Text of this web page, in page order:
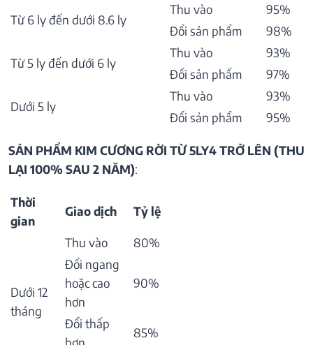
Từ 6 ly đến dưới 8.6 ly
Thu vào
95%
Đổi sản phẩm
98%
Từ 5 ly đến dưới 6 ly
Thu vào
93%
Đổi sản phẩm
97%
Dưới 5 ly
Thu vào
93%
Đổi sản phẩm
95%
SẢN PHẨM KIM CƯƠNG RỜI TỪ 5LY4 TRỞ LÊN (THU
LẠI 100% SAU 2 NĂM):
Thời
gian
Giao dịch Tỷ lệ
Dưới 12
tháng
Thu vào
80%
Đổi ngang
hoặc cao
hơn
90%
Đổi thấp
85%